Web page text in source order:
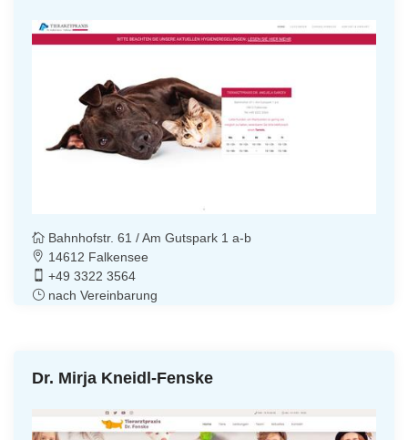
Bahnhofstr. 61 / Am Gutspark 1 a-b
14612 Falkensee
+49 3322 3564
nach Vereinbarung
Dr. Mirja Kneidl-Fenske